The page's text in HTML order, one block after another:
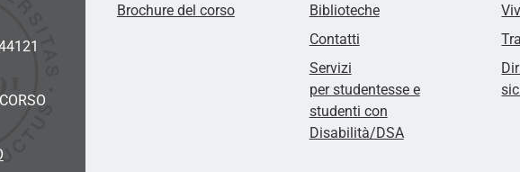
Brochure del corso
Biblioteche
Contatti
Servizi
per studentesse e
studenti con
Disabilità/DSA